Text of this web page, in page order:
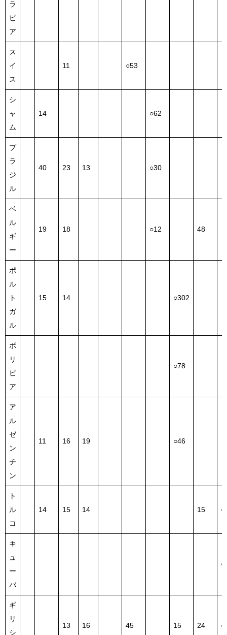
ラ
ビ
ア
ス
イ
ス
11 ○53
シ
ャ
ム
14 ○62
ブ
ラ
ジ
ル
40 23 13 ○30
ベ
ル
ギ
ー
19 18 ○12 48
ポ
ル
ト
ガ
ル
15 14 ○302
ボ
リ
ビ
ア
○78
ア
ル
ゼ
ン
チ
ン
11 16 19 ○46
ト
ル
コ
14 15 14 15
キ
ュ
ー
バ
ギ
リ
シ
13 16 45 15 24